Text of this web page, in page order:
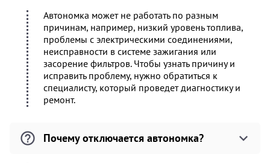
Автономка может не работать по разным
причинам, например, низкий уровень топлива,
проблемы с электрическими соединениями,
неисправности в системе зажигания или
засорение фильтров. Чтобы узнать причину и
исправить проблему, нужно обратиться к
специалисту, который проведет диагностику и
ремонт.
Почему отключается автономка?